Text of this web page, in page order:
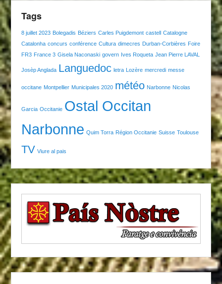
Tags
8 juillet 2023 Bolegadis Béziers Carles Puigdemont castell Catalogne
Catalonha concurs conférence Cultura dimecres Durban-Corbières Foire
FR3 France 3 Gisela Naconaski govern Ives Roqueta Jean Pierre LAVAL
Josèp Anglada Languedoc letra Lozère mercredi messe
occitane Montpellier Municipales 2020 météo Narbonne Nicolas
Garcia Occitanie Ostal Occitan
Narbonne Quim Torra Région Occitanie Suisse Toulouse
TV Viure al pais